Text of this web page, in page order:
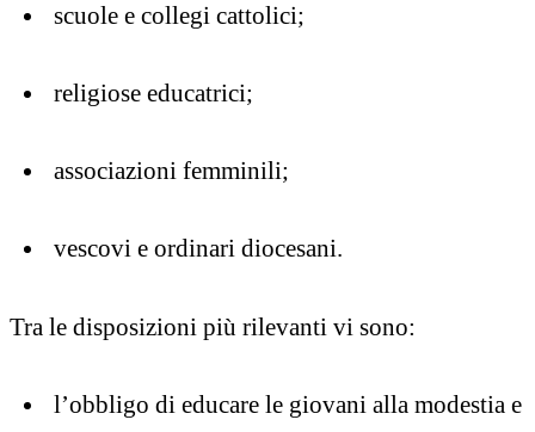
scuole e collegi cattolici;
religiose educatrici;
associazioni femminili;
vescovi e ordinari diocesani.
Tra le disposizioni più rilevanti vi sono:
l’obbligo di educare le giovani alla modestia e